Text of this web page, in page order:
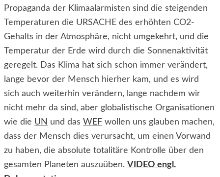
Propaganda der Klimaalarmisten sind die steigenden
Temperaturen die URSACHE des erhöhten CO2-
Gehalts in der Atmosphäre, nicht umgekehrt, und die
Temperatur der Erde wird durch die Sonnenaktivität
geregelt. Das Klima hat sich schon immer verändert,
lange bevor der Mensch hierher kam, und es wird
sich auch weiterhin verändern, lange nachdem wir
nicht mehr da sind, aber globalistische Organisationen
wie die UN und das WEF wollen uns glauben machen,
dass der Mensch dies verursacht, um einen Vorwand
zu haben, die absolute totalitäre Kontrolle über den
gesamten Planeten auszuüben. VIDEO engl.